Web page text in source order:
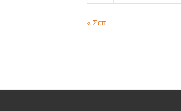
« Σεπ